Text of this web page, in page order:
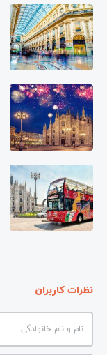
نظرات کاربران